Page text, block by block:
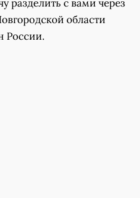
разделить с вами через
области
России.